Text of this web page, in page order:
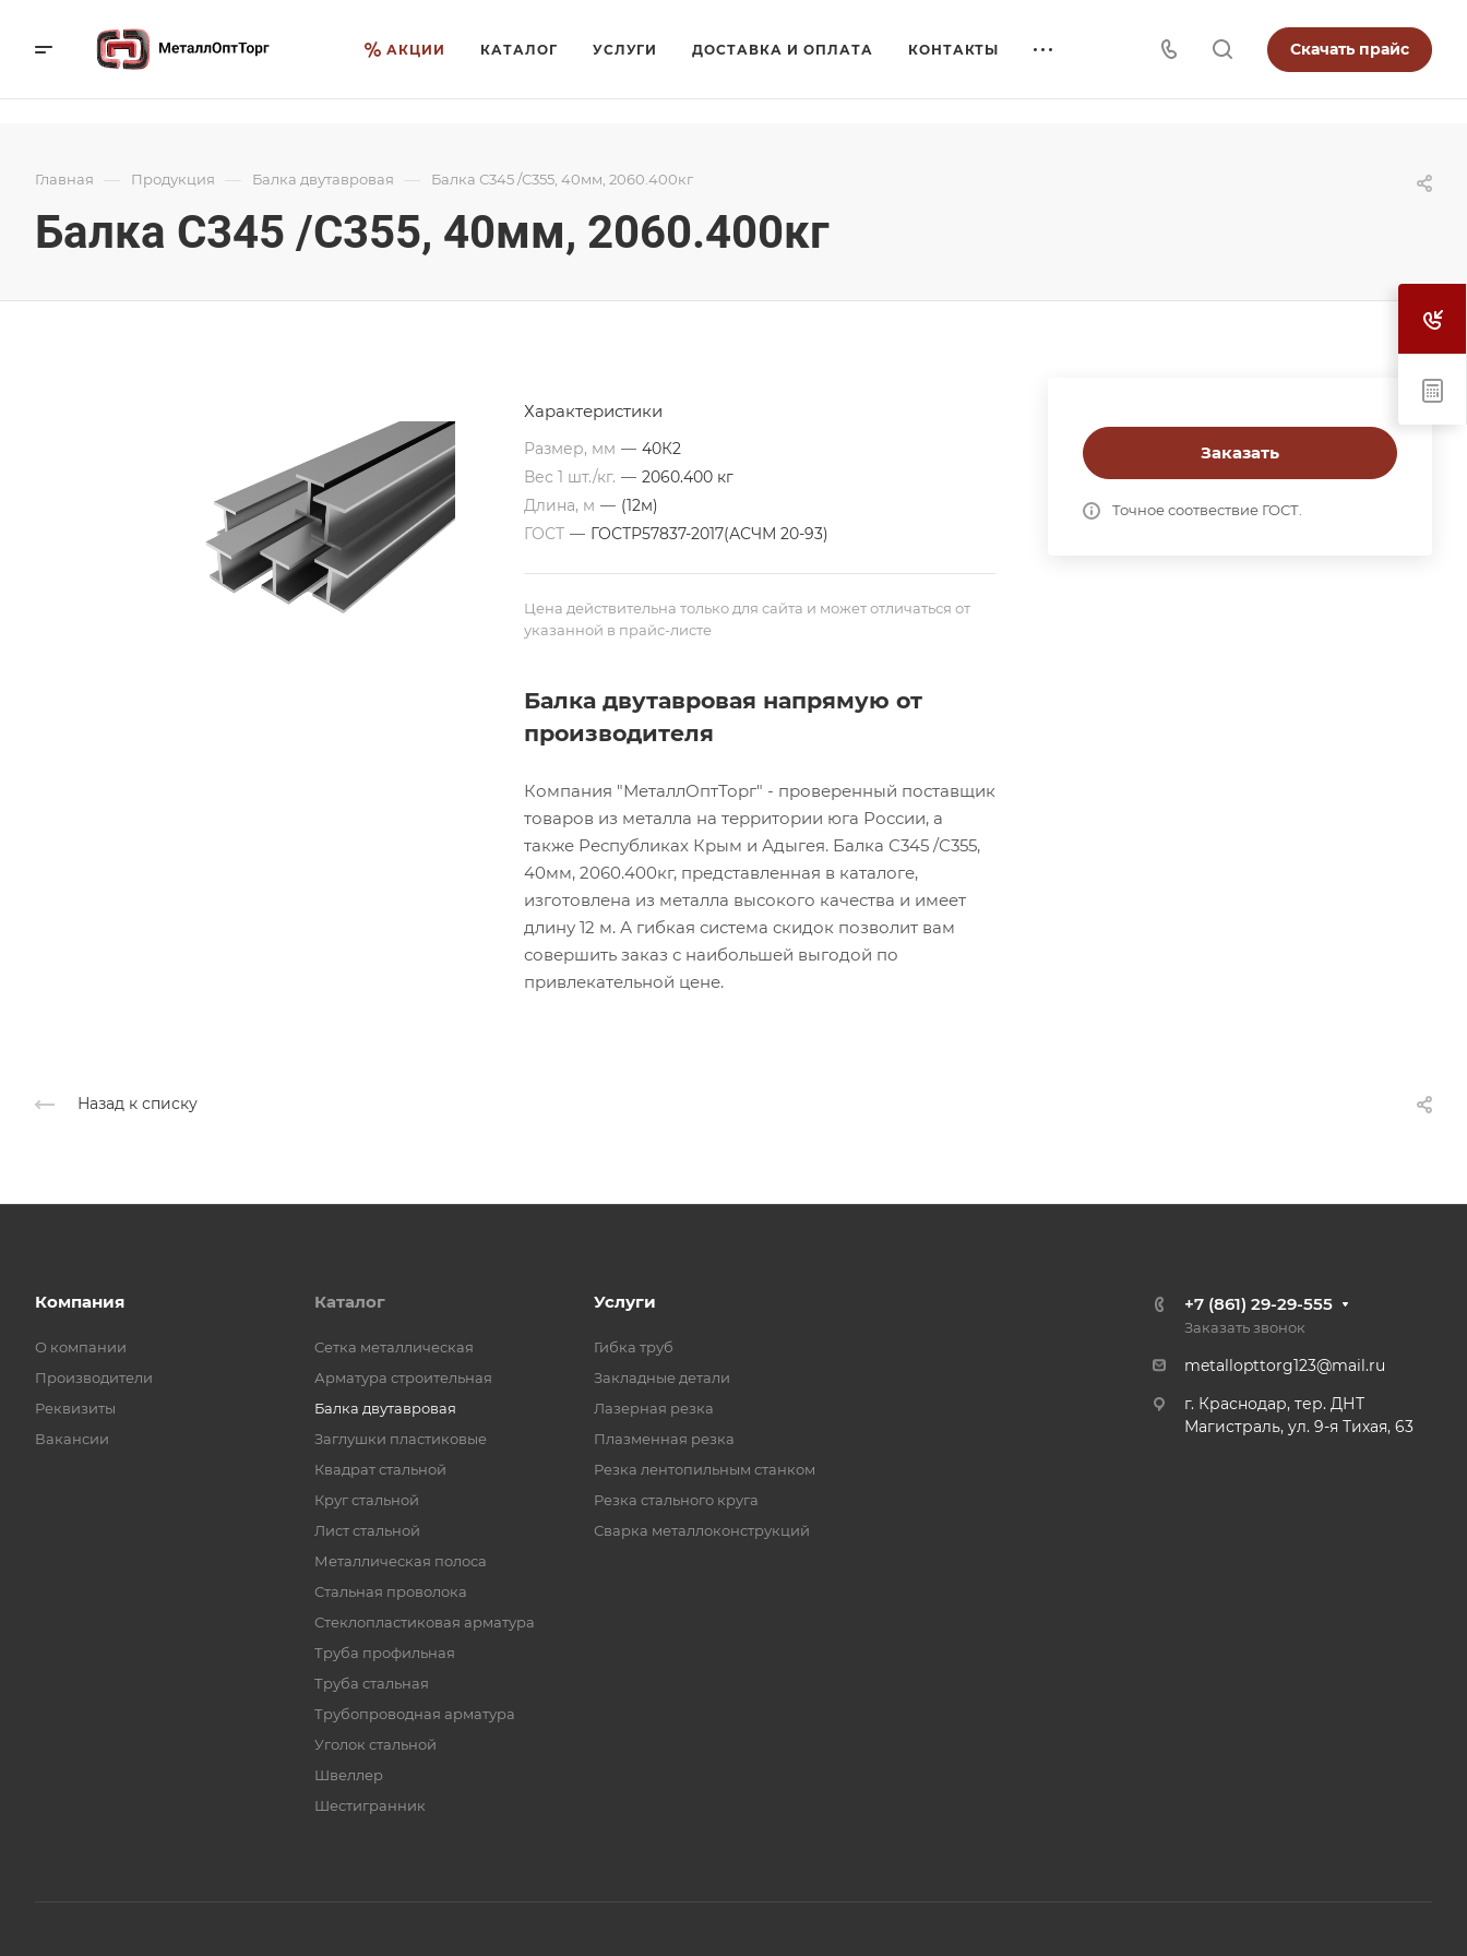
АКЦИИ КАТАЛОГ УСЛУГИ ДОСТАВКА И ОПЛАТА КОНТАКТЫ Скачать прайс
Главная — Продукция — Балка двутавровая — Балка С345 /С355, 40мм, 2060.400кг
Балка С345 /С355, 40мм, 2060.400кг
Заказать
Точное соотвествие ГОСТ.
Характеристики
Размер, мм — 40К2
Вес 1 шт./кг. — 2060.400 кг
Длина, м — (12м)
ГОСТ — ГОСТР57837-2017(АСЧМ 20-93)
Цена действительна только для сайта и может отличаться от
указанной в прайс-листе
Балка двутавровая напрямую от
производителя
Компания "МеталлОптТорг" - проверенный поставщик
товаров из металла на территории юга России, а
также Республиках Крым и Адыгея. Балка С345 /С355,
40мм, 2060.400кг, представленная в каталоге,
изготовлена из металла высокого качества и имеет
длину 12 м. А гибкая система скидок позволит вам
совершить заказ с наибольшей выгодой по
привлекательной цене.
Назад к списку
Компания
О компании
Производители
Реквизиты
Вакансии
Каталог
Cетка металлическая
Арматура строительная
Балка двутавровая
Заглушки пластиковые
Квадрат стальной
Круг стальной
Лист стальной
Металлическая полоса
Стальная проволока
Стеклопластиковая арматура
Труба профильная
Труба стальная
Трубопроводная арматура
Уголок стальной
Швеллер
Шестигранник
Услуги
Гибка труб
Закладные детали
Лазерная резка
Плазменная резка
Резка лентопильным станком
Резка стального круга
Сварка металлоконструкций
+7 (861) 29-29-555
Заказать звонок
metallopttorg123@mail.ru
г. Краснодар, тер. ДНТ
Магистраль, ул. 9-я Тихая, 63